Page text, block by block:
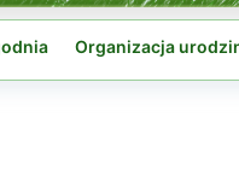
Organizacja